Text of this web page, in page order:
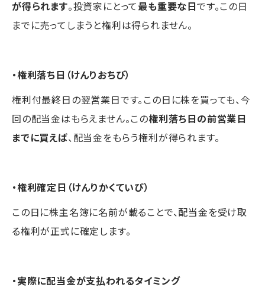
が得られます。投資家にとって最も重要な日です。この日
までに売ってしまうと権利は得られません。
・権利落ち日（けんりおちび）
権利付最終日の翌営業日です。この日に株を買っても、今
回の配当金はもらえません。この権利落ち日の前営業日
までに買えば、配当金をもらう権利が得られます。
・権利確定日（けんりかくていび）
この日に株主名簿に名前が載ることで、配当金を受け取
る権利が正式に確定します。
・実際に配当金が支払われるタイミング